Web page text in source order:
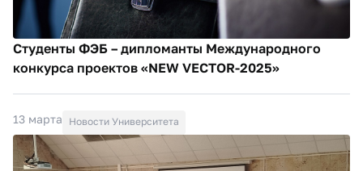
Студенты ФЭБ – дипломанты Международного
конкурса проектов «NEW VECTOR-2025»
13 марта Новости Университета